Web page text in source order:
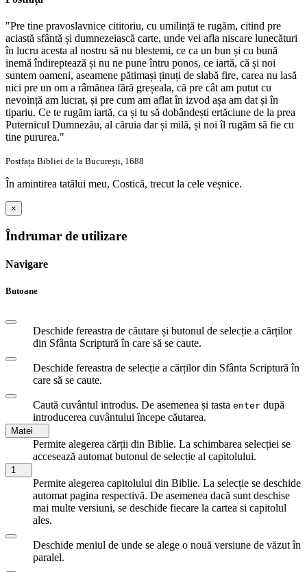
"Pre tine pravoslavnice cititoriu, cu umilință te rugăm, citind pre
aciastă sfântă și dumnezeiască carte, unde vei afla niscare lunecături
în lucru acesta al nostru să nu blestemi, ce ca un bun și cu bună
inemă îndireptează și nu ne pune întru ponos, ce iartă, că și noi
suntem oameni, aseamene pătimași ținuți de slabă fire, carea nu lasă
nici pre un om a râmănea fără greșeala, că pre cât am putut cu
nevoință am lucrat, și pre cum am aflat în izvod așa am dat și în
tipariu. Ce te rugăm iartă, ca și tu să dobândești ertăciune de la prea
Puternicul Dumnezău, al căruia dar și milă, și noi îl rugăm să fie cu
tine pururea."
Postfața Bibliei de la București, 1688
În amintirea tatălui meu, Costică, trecut la cele veșnice.
×
Îndrumar de utilizare
Navigare
Butoane
Deschide fereastra de căutare și butonul de selecție a cărților
din Sfânta Scriptură în care să se caute.
Deschide fereastra de selecție a cărților din Sfânta Scriptură în
care să se caute.
Caută cuvântul introdus. De asemenea și tasta enter după
introducerea cuvântului începe căutarea.
Matei
Permite alegerea cărții din Biblie. La schimbarea selecției se
accesează automat butonul de selecție al capitolului.
1
Permite alegerea capitolului din Biblie. La selecție se deschide
automat pagina respectivă. De asemenea dacă sunt deschise
mai multe versiuni, se deschide fiecare la cartea si capitolul
ales.
Deschide meniul de unde se alege o nouă versiune de văzut în
paralel.